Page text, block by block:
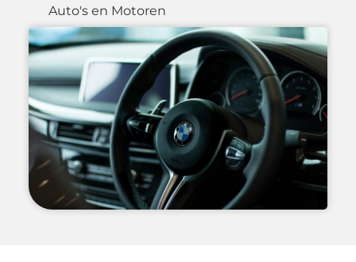
Auto's en Motoren